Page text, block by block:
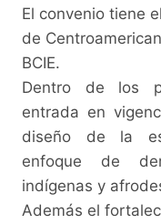
El convenio tiene
de
BCIE.
Dentro de los
entrada en
diseño de la
enfoque de
indígenas y
Además el